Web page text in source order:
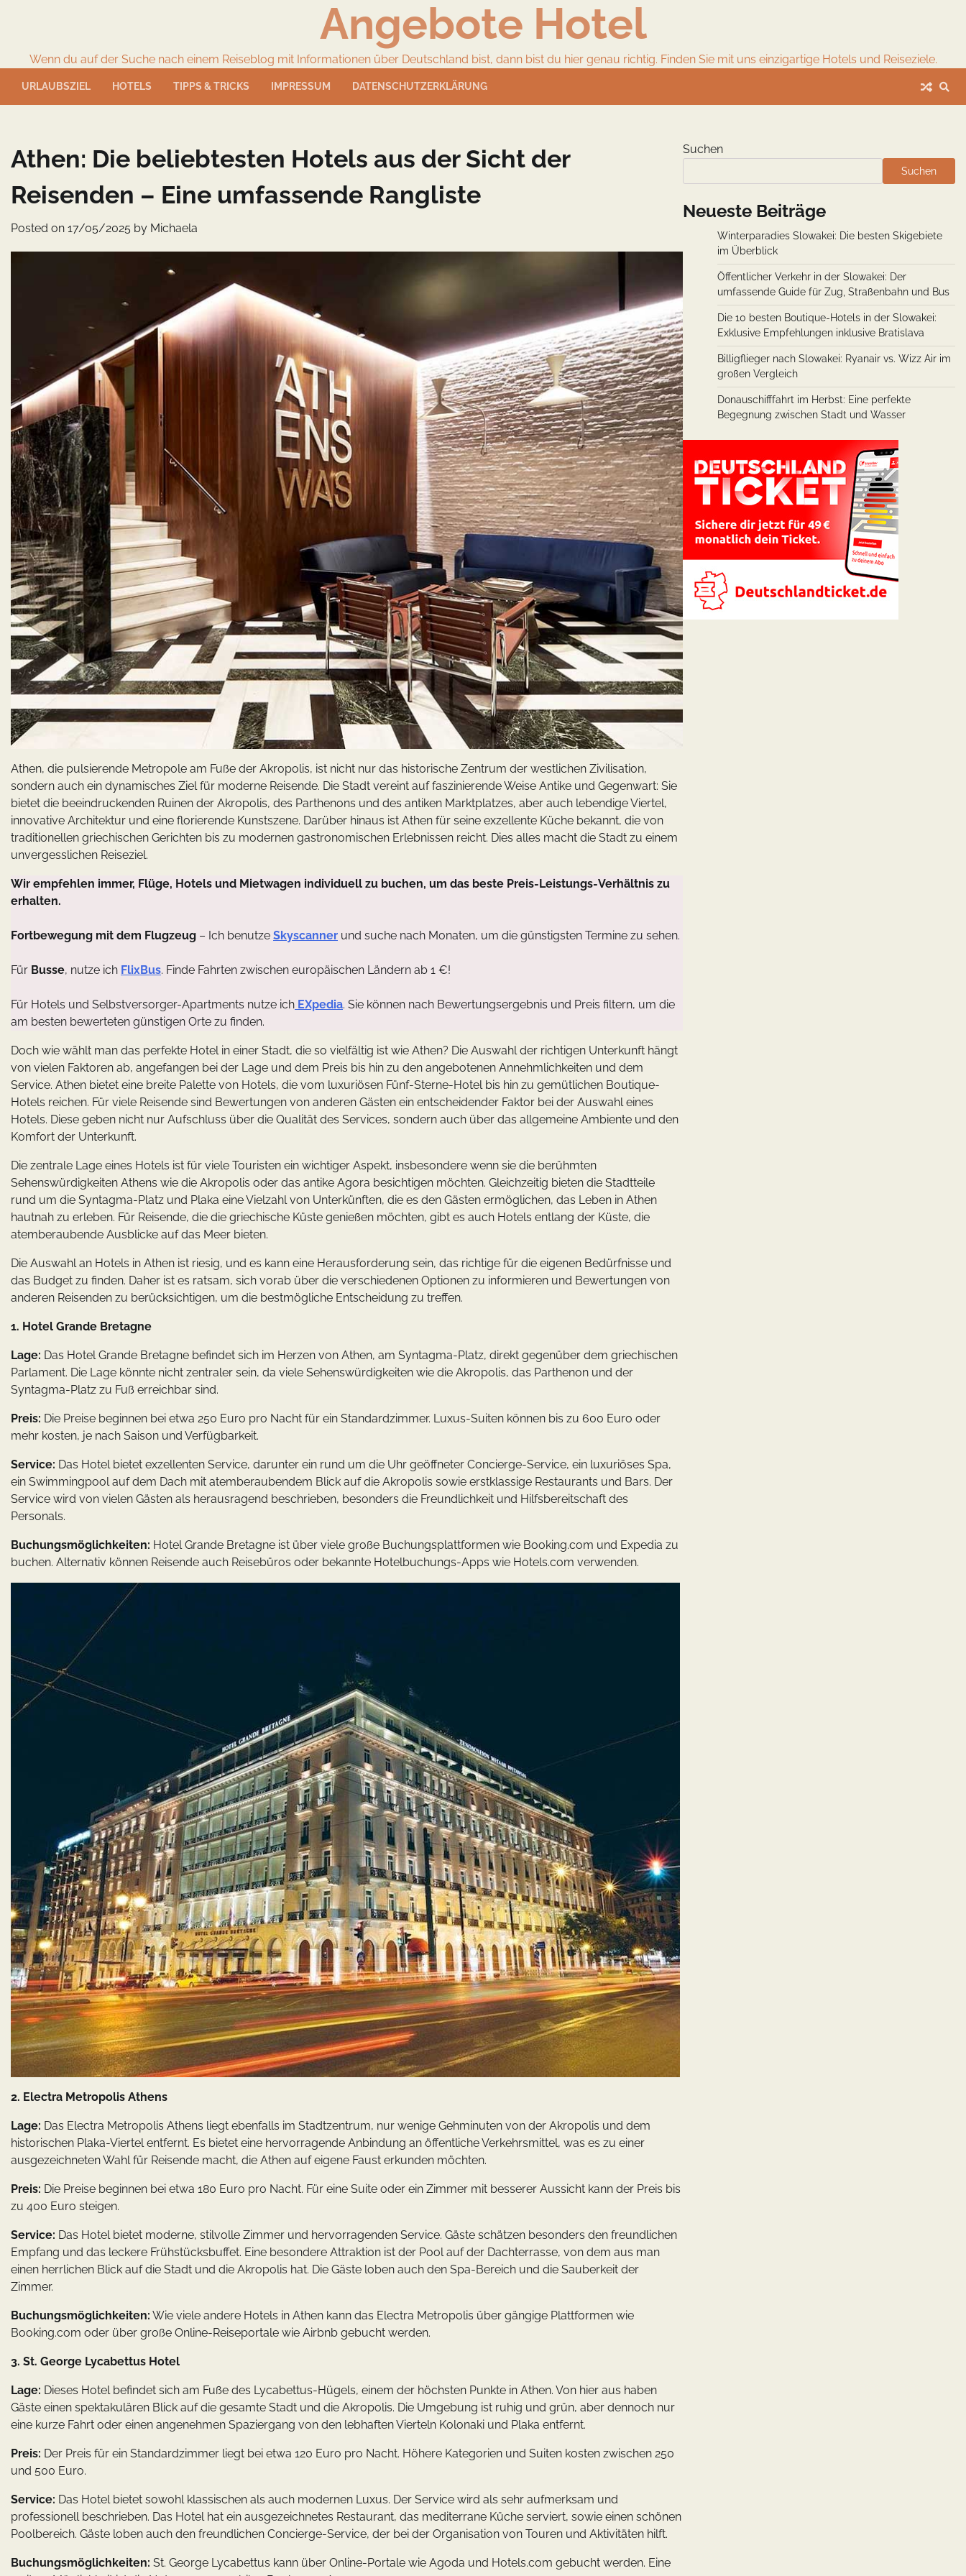
Angebote Hotel
Wenn du auf der Suche nach einem Reiseblog mit Informationen über Deutschland bist, dann bist du hier genau richtig. Finden Sie mit uns einzigartige Hotels und Reiseziele.
URLAUBSZIEL HOTELS TIPPS & TRICKS IMPRESSUM DATENSCHUTZERKLÄRUNG
Athen: Die beliebtesten Hotels aus der Sicht der
Reisenden – Eine umfassende Rangliste
Posted on 17/05/2025 by Michaela
Athen, die pulsierende Metropole am Fuße der Akropolis, ist nicht nur das historische Zentrum der westlichen Zivilisation,
sondern auch ein dynamisches Ziel für moderne Reisende. Die Stadt vereint auf faszinierende Weise Antike und Gegenwart: Sie
bietet die beeindruckenden Ruinen der Akropolis, des Parthenons und des antiken Marktplatzes, aber auch lebendige Viertel,
innovative Architektur und eine florierende Kunstszene. Darüber hinaus ist Athen für seine exzellente Küche bekannt, die von
traditionellen griechischen Gerichten bis zu modernen gastronomischen Erlebnissen reicht. Dies alles macht die Stadt zu einem
unvergesslichen Reiseziel.
Wir empfehlen immer, Flüge, Hotels und Mietwagen individuell zu buchen, um das beste Preis-Leistungs-Verhältnis zu
erhalten.
Fortbewegung mit dem Flugzeug – Ich benutze Skyscanner und suche nach Monaten, um die günstigsten Termine zu sehen.
Für Busse, nutze ich FlixBus. Finde Fahrten zwischen europäischen Ländern ab 1 €!
Für Hotels und Selbstversorger-Apartments nutze ich EXpedia. Sie können nach Bewertungsergebnis und Preis filtern, um die
am besten bewerteten günstigen Orte zu finden.
Doch wie wählt man das perfekte Hotel in einer Stadt, die so vielfältig ist wie Athen? Die Auswahl der richtigen Unterkunft hängt
von vielen Faktoren ab, angefangen bei der Lage und dem Preis bis hin zu den angebotenen Annehmlichkeiten und dem
Service. Athen bietet eine breite Palette von Hotels, die vom luxuriösen Fünf-Sterne-Hotel bis hin zu gemütlichen Boutique-
Hotels reichen. Für viele Reisende sind Bewertungen von anderen Gästen ein entscheidender Faktor bei der Auswahl eines
Hotels. Diese geben nicht nur Aufschluss über die Qualität des Services, sondern auch über das allgemeine Ambiente und den
Komfort der Unterkunft.
Die zentrale Lage eines Hotels ist für viele Touristen ein wichtiger Aspekt, insbesondere wenn sie die berühmten
Sehenswürdigkeiten Athens wie die Akropolis oder das antike Agora besichtigen möchten. Gleichzeitig bieten die Stadtteile
rund um die Syntagma-Platz und Plaka eine Vielzahl von Unterkünften, die es den Gästen ermöglichen, das Leben in Athen
hautnah zu erleben. Für Reisende, die die griechische Küste genießen möchten, gibt es auch Hotels entlang der Küste, die
atemberaubende Ausblicke auf das Meer bieten.
Die Auswahl an Hotels in Athen ist riesig, und es kann eine Herausforderung sein, das richtige für die eigenen Bedürfnisse und
das Budget zu finden. Daher ist es ratsam, sich vorab über die verschiedenen Optionen zu informieren und Bewertungen von
anderen Reisenden zu berücksichtigen, um die bestmögliche Entscheidung zu treffen.
1. Hotel Grande Bretagne
Lage: Das Hotel Grande Bretagne befindet sich im Herzen von Athen, am Syntagma-Platz, direkt gegenüber dem griechischen
Parlament. Die Lage könnte nicht zentraler sein, da viele Sehenswürdigkeiten wie die Akropolis, das Parthenon und der
Syntagma-Platz zu Fuß erreichbar sind.
Preis: Die Preise beginnen bei etwa 250 Euro pro Nacht für ein Standardzimmer. Luxus-Suiten können bis zu 600 Euro oder
mehr kosten, je nach Saison und Verfügbarkeit.
Service: Das Hotel bietet exzellenten Service, darunter ein rund um die Uhr geöffneter Concierge-Service, ein luxuriöses Spa,
ein Swimmingpool auf dem Dach mit atemberaubendem Blick auf die Akropolis sowie erstklassige Restaurants und Bars. Der
Service wird von vielen Gästen als herausragend beschrieben, besonders die Freundlichkeit und Hilfsbereitschaft des
Personals.
Buchungsmöglichkeiten: Hotel Grande Bretagne ist über viele große Buchungsplattformen wie Booking.com und Expedia zu
buchen. Alternativ können Reisende auch Reisebüros oder bekannte Hotelbuchungs-Apps wie Hotels.com verwenden.
2. Electra Metropolis Athens
Lage: Das Electra Metropolis Athens liegt ebenfalls im Stadtzentrum, nur wenige Gehminuten von der Akropolis und dem
historischen Plaka-Viertel entfernt. Es bietet eine hervorragende Anbindung an öffentliche Verkehrsmittel, was es zu einer
ausgezeichneten Wahl für Reisende macht, die Athen auf eigene Faust erkunden möchten.
Preis: Die Preise beginnen bei etwa 180 Euro pro Nacht. Für eine Suite oder ein Zimmer mit besserer Aussicht kann der Preis bis
zu 400 Euro steigen.
Service: Das Hotel bietet moderne, stilvolle Zimmer und hervorragenden Service. Gäste schätzen besonders den freundlichen
Empfang und das leckere Frühstücksbuffet. Eine besondere Attraktion ist der Pool auf der Dachterrasse, von dem aus man
einen herrlichen Blick auf die Stadt und die Akropolis hat. Die Gäste loben auch den Spa-Bereich und die Sauberkeit der
Zimmer.
Buchungsmöglichkeiten: Wie viele andere Hotels in Athen kann das Electra Metropolis über gängige Plattformen wie
Booking.com oder über große Online-Reiseportale wie Airbnb gebucht werden.
3. St. George Lycabettus Hotel
Lage: Dieses Hotel befindet sich am Fuße des Lycabettus-Hügels, einem der höchsten Punkte in Athen. Von hier aus haben
Gäste einen spektakulären Blick auf die gesamte Stadt und die Akropolis. Die Umgebung ist ruhig und grün, aber dennoch nur
eine kurze Fahrt oder einen angenehmen Spaziergang von den lebhaften Vierteln Kolonaki und Plaka entfernt.
Preis: Der Preis für ein Standardzimmer liegt bei etwa 120 Euro pro Nacht. Höhere Kategorien und Suiten kosten zwischen 250
und 500 Euro.
Service: Das Hotel bietet sowohl klassischen als auch modernen Luxus. Der Service wird als sehr aufmerksam und
professionell beschrieben. Das Hotel hat ein ausgezeichnetes Restaurant, das mediterrane Küche serviert, sowie einen schönen
Poolbereich. Gäste loben auch den freundlichen Concierge-Service, der bei der Organisation von Touren und Aktivitäten hilft.
Buchungsmöglichkeiten: St. George Lycabettus kann über Online-Portale wie Agoda und Hotels.com gebucht werden. Eine
Suchen
Suchen
Neueste Beiträge
Winterparadies Slowakei: Die besten Skigebiete
im Überblick
Öffentlicher Verkehr in der Slowakei: Der
umfassende Guide für Zug, Straßenbahn und Bus
Die 10 besten Boutique-Hotels in der Slowakei:
Exklusive Empfehlungen inklusive Bratislava
Billigflieger nach Slowakei: Ryanair vs. Wizz Air im
großen Vergleich
Donauschifffahrt im Herbst: Eine perfekte
Begegnung zwischen Stadt und Wasser